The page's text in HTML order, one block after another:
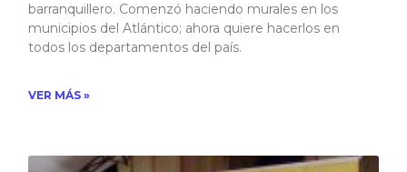
barranquillero. Comenzó haciendo murales en los
municipios del Atlántico; ahora quiere hacerlos en
todos los departamentos del país.​
VER MÁS »